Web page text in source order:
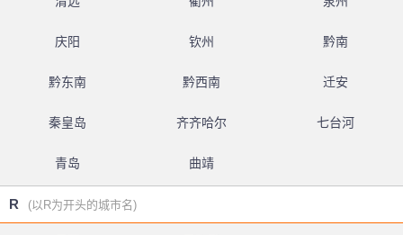
庆阳 钦州 黔南
黔东南 黔西南 迁安
秦皇岛 齐齐哈尔 七台河
青岛 曲靖
R (以R为开头的城市名)